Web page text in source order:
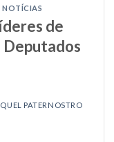
NOTÍCIAS
de
Deputados
PATERNOSTRO